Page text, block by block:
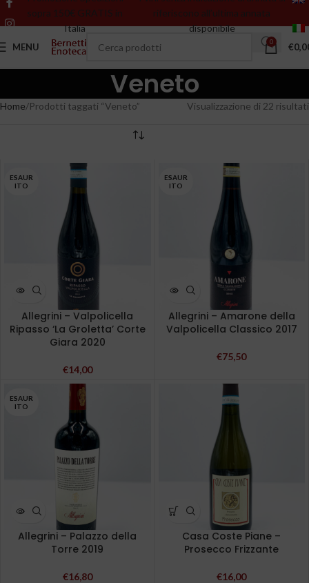
sopra 150€ GRATIS in
Italia
riferiscono all’ultima annata
disponibile
MENU 0 €
Veneto
Home Prodotti taggati “Veneto” Visualizzazione di 22 risultati
ESAUR
ITO
Allegrini – Valpolicella
Ripasso ‘La Groletta’ Corte
Giara 2020
€14,00
ESAUR
ITO
Allegrini – Amarone della
Valpolicella Classico 2017
€75,50
ESAUR
ITO
Allegrini – Palazzo della
Torre 2019
€16,80
Casa Coste Piane –
Prosecco Frizzante
€16,00